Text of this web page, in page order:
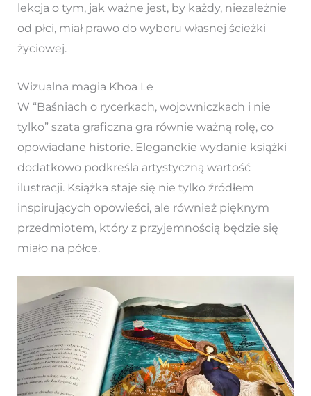
lekcja o tym, jak ważne jest, by każdy, niezależnie
od płci, miał prawo do wyboru własnej ścieżki
życiowej.
Wizualna magia Khoa Le
W “Baśniach o rycerkach, wojowniczkach i nie
tylko” szata graficzna gra równie ważną rolę, co
opowiadane historie. Eleganckie wydanie książki
dodatkowo podkreśla artystyczną wartość
ilustracji. Książka staje się nie tylko źródłem
inspirujących opowieści, ale również pięknym
przedmiotem, który z przyjemnością będzie się
miało na półce.